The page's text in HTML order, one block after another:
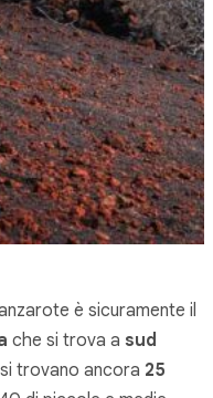
è sicuramente il
che si trova a sud
trovano ancora 25